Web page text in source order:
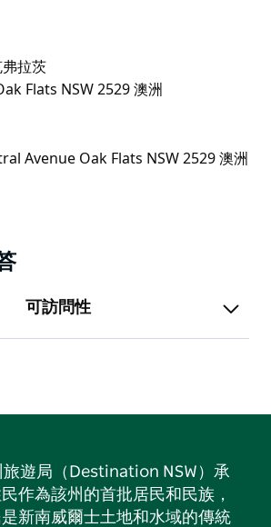
拉茨
Flats NSW 2529 澳洲
可訪問性
旅遊局（Destination NSW）承
作為該州的首批居民和民族，
新南威爾士土地和水域的傳統